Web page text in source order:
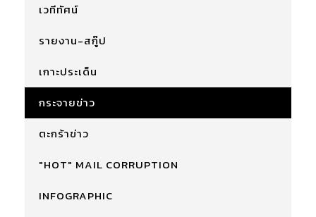
เวทีทัศน์
รายงาน-สกู๊ป
เกาะประเด็น
กระจายข่าว
ตะกร้าข่าว
"HOT" MAIL CORRUPTION
INFOGRAPHIC